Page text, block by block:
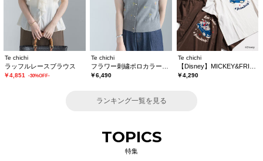
Te chichi
ラッフルレースブラウス
￥4,851 -30%OFF-
Te chichi
￥6,490
Te chichi
￥4,290
ランキング一覧を見る
TOPICS
特集